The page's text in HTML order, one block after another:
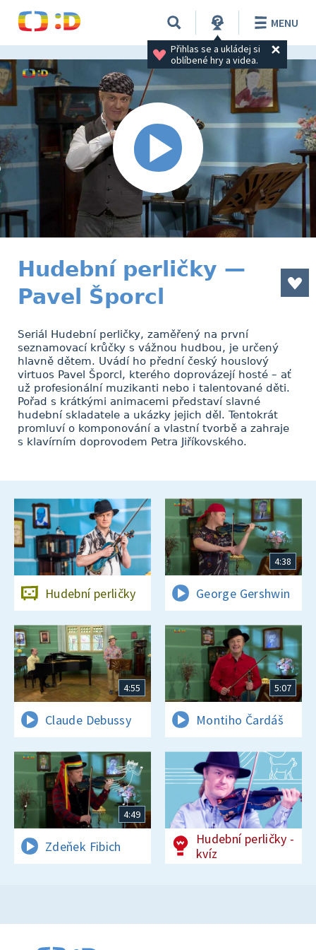
Přihlas se a ukládej si
oblíbené hry a videa.
MENU
Hudební perličky —
Pavel Šporcl
Seriál Hudební perličky, zaměřený na první
seznamovací krůčky s vážnou hudbou, je určený
hlavně dětem. Uvádí ho přední český houslový
virtuos Pavel Šporcl, kterého doprovázejí hosté – ať
už profesionální muzikanti nebo i talentované děti.
Pořad s krátkými animacemi představí slavné
hudební skladatele a ukázky jejich děl. Tentokrát
promluví o komponování a vlastní tvorbě a zahraje
s klavírním doprovodem Petra Jiříkovského.
Hudební perličky
4:38
George Gershwin
4:55
Claude Debussy
5:07
Montiho Čardáš
4:49
Zdeňek Fibich
Hudební perličky -
kvíz